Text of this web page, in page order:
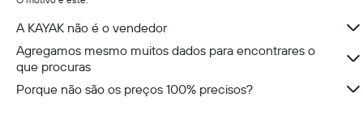
A KAYAK não é o vendedor
Agregamos mesmo muitos dados para encontrares o
que procuras
Porque não são os preços 100% precisos?